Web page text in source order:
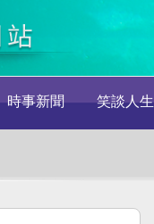
時事新聞 笑談人生